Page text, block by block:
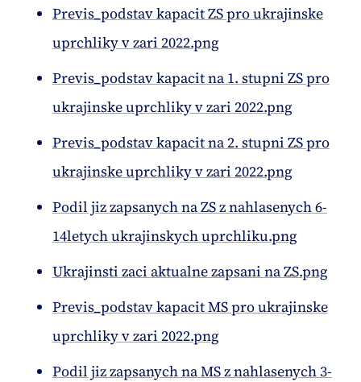
Previs_podstav kapacit ZS pro ukrajinske
uprchliky v zari 2022.png
Previs_podstav kapacit na 1. stupni ZS pro
ukrajinske uprchliky v zari 2022.png
Previs_podstav kapacit na 2. stupni ZS pro
ukrajinske uprchliky v zari 2022.png
Podil jiz zapsanych na ZS z nahlasenych 6-
14letych ukrajinskych uprchliku.png
Ukrajinsti zaci aktualne zapsani na ZS.png
Previs_podstav kapacit MS pro ukrajinske
uprchliky v zari 2022.png
Podil jiz zapsanych na MS z nahlasenych 3-